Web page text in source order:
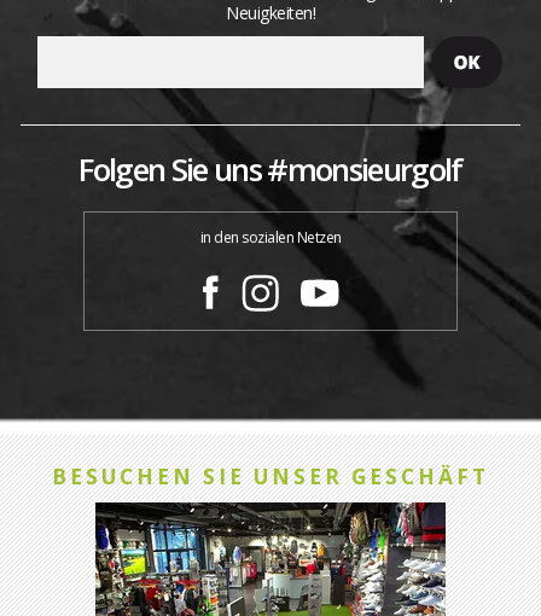
Neuigkeiten!
Folgen Sie uns #monsieurgolf
in den sozialen Netzen
BESUCHEN SIE UNSER GESCHÄFT